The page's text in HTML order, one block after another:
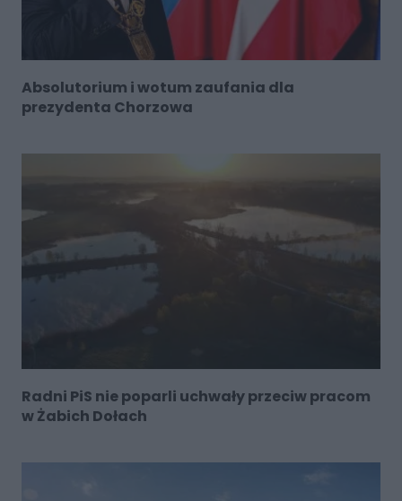
Absolutorium i wotum zaufania dla
prezydenta Chorzowa
Radni PiS nie poparli uchwały przeciw pracom
w Żabich Dołach